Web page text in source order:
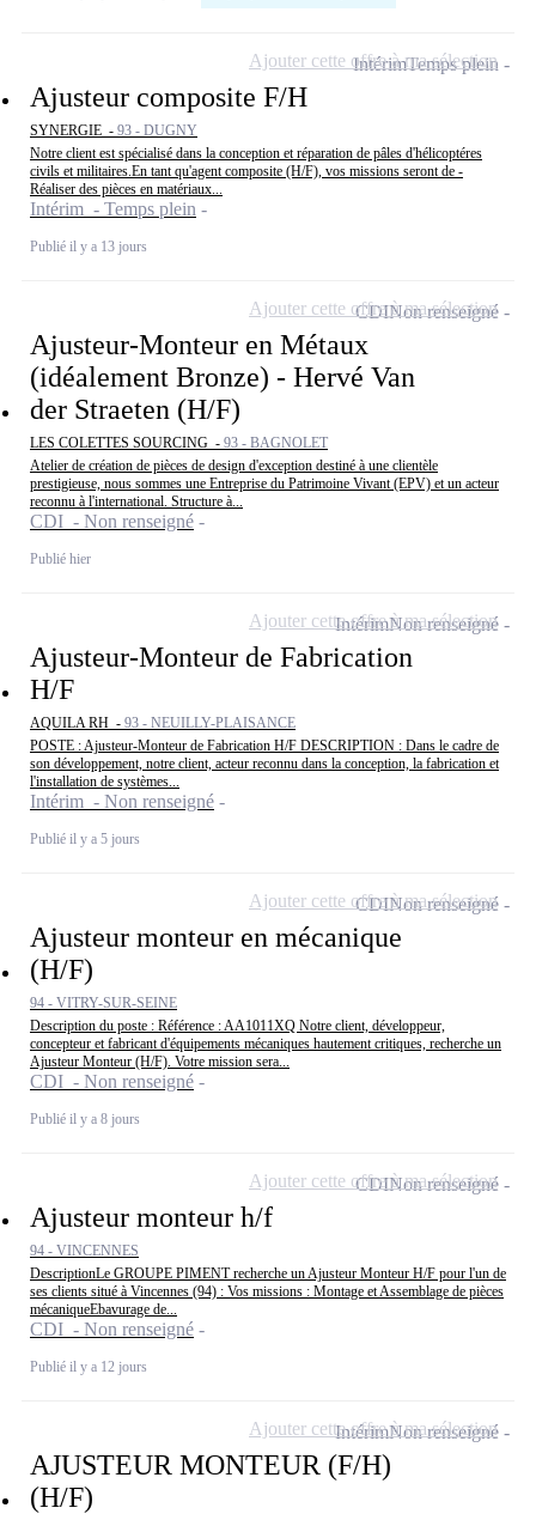
Ajusteur composite F/H
SYNERGIE - 93 - DUGNY
Notre client est spécialisé dans la conception et réparation de pâles d'hélicoptéres
civils et militaires.En tant qu'agent composite (H/F), vos missions seront de -
Réaliser des pièces en matériaux...
Intérim - Temps plein
Publié il y a 13 jours
IntérimTemps plein
Ajouter cette offre à ma sélection
Ajusteur-Monteur en Métaux
(idéalement Bronze) - Hervé Van
der Straeten (H/F)
LES COLETTES SOURCING - 93 - BAGNOLET
Atelier de création de pièces de design d'exception destiné à une clientèle
prestigieuse, nous sommes une Entreprise du Patrimoine Vivant (EPV) et un acteur
reconnu à l'international. Structure à...
CDI - Non renseigné
Publié hier
CDINon renseigné
Ajouter cette offre à ma sélection
Ajusteur-Monteur de Fabrication
H/F
AQUILA RH - 93 - NEUILLY-PLAISANCE
POSTE : Ajusteur-Monteur de Fabrication H/F DESCRIPTION : Dans le cadre de
son développement, notre client, acteur reconnu dans la conception, la fabrication et
l'installation de systèmes...
Intérim - Non renseigné
Publié il y a 5 jours
IntérimNon renseigné
Ajouter cette offre à ma sélection
Ajusteur monteur en mécanique
(H/F)
94 - VITRY-SUR-SEINE
Description du poste : Référence : AA1011XQ Notre client, développeur,
concepteur et fabricant d'équipements mécaniques hautement critiques, recherche un
Ajusteur Monteur (H/F). Votre mission sera...
CDI - Non renseigné
Publié il y a 8 jours
CDINon renseigné
Ajouter cette offre à ma sélection
Ajusteur monteur h/f
94 - VINCENNES
DescriptionLe GROUPE PIMENT recherche un Ajusteur Monteur H/F pour l'un de
ses clients situé à Vincennes (94) : Vos missions : Montage et Assemblage de pièces
mécaniqueEbavurage de...
CDI - Non renseigné
Publié il y a 12 jours
CDINon renseigné
Ajouter cette offre à ma sélection
AJUSTEUR MONTEUR (F/H)
(H/F)
IntérimNon renseigné
Ajouter cette offre à ma sélection